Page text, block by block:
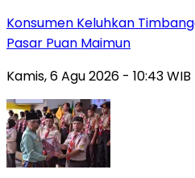
Konsumen Keluhkan
Pasar Puan Maimun
Kamis, 6 Agu 2026 - 10:43 WIB